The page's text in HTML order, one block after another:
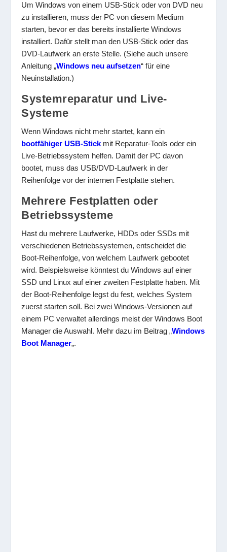
Um Windows von einem USB-Stick oder von DVD neu
zu installieren, muss der PC von diesem Medium
starten, bevor er das bereits installierte Windows
installiert. Dafür stellt man den USB-Stick oder das
DVD-Laufwerk an erste Stelle. (Siehe auch unsere
Anleitung „Windows neu aufsetzen“ für eine
Neuinstallation.)
Systemreparatur und Live-
Systeme
Wenn Windows nicht mehr startet, kann ein
bootfähiger USB-Stickmit Reparatur-Tools oder ein
Live-Betriebssystem helfen. Damit der PC davon
bootet, muss das USB/DVD-Laufwerk in der
Reihenfolge vor der internen Festplatte stehen.
Mehrere Festplatten oder
Betriebssysteme
Hast du mehrere Laufwerke, HDDs oder SSDs mit
verschiedenen Betriebssystemen, entscheidet die
Boot-Reihenfolge, von welchem Laufwerk gebootet
wird. Beispielsweise könntest du Windows auf einer
SSD und Linux auf einer zweiten Festplatte haben. Mit
der Boot-Reihenfolge legst du fest, welches System
zuerst starten soll. Bei zwei Windows-Versionen auf
einem PC verwaltet allerdings meist der Windows Boot
Manager die Auswahl. Mehr dazu im Beitrag „Windows
Boot Manager„.